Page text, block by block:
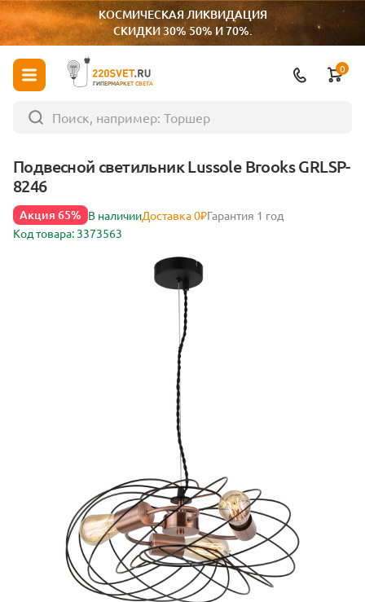
КОСМИЧЕСКАЯ ЛИКВИДАЦИЯ
СКИДКИ 30% 50% И 70%.
ГИПЕРМАРКЕТ СВЕТА
0
Подвесной светильник Lussole Brooks GRLSP-
8246
Акция 65% В наличииДоставка 0₽Гарантия 1 год
Код товара: 3373563